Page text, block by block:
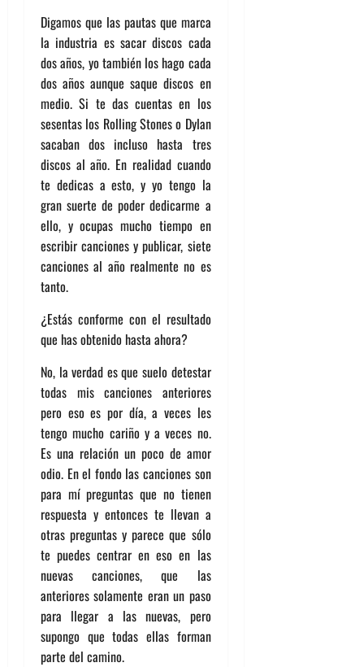
Digamos que las pautas que marca
la industria es sacar discos cada
dos años, yo también los hago cada
dos años aunque saque discos en
medio. Si te das cuentas en los
sesentas los Rolling Stones o Dylan
sacaban dos incluso hasta tres
discos al año. En realidad cuando
te dedicas a esto, y yo tengo la
gran suerte de poder dedicarme a
ello, y ocupas mucho tiempo en
escribir canciones y publicar, siete
canciones al año realmente no es
tanto.
¿Estás conforme con el resultado
que has obtenido hasta ahora?
No, la verdad es que suelo detestar
todas mis canciones anteriores
pero eso es por día, a veces les
tengo mucho cariño y a veces no.
Es una relación un poco de amor
odio. En el fondo las canciones son
para mí preguntas que no tienen
respuesta y entonces te llevan a
otras preguntas y parece que sólo
te puedes centrar en eso en las
nuevas canciones, que las
anteriores solamente eran un paso
para llegar a las nuevas, pero
supongo que todas ellas forman
parte del camino.